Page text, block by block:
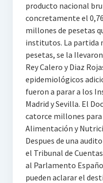
producto nacional
concretamente el
millones de pesetas
institutos. La partida
pesetas, se la
Rey Calero y Diaz
epidemiológicos
fueron a parar a los
Madrid y Sevilla. El
catorce millones
Alimentación y
Despues de una
el Tribunal de
al Parlamento
pueden aclarar el